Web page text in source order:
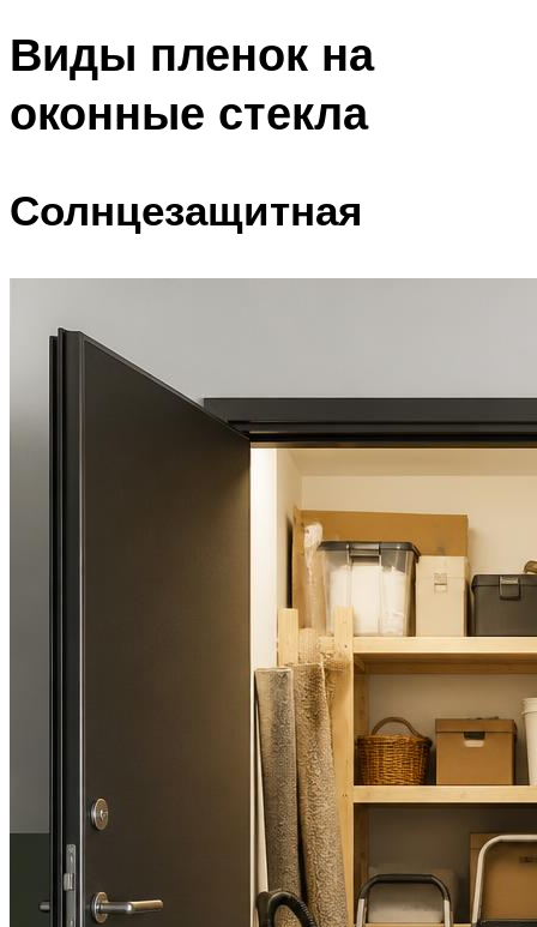
Виды пленок на
оконные стекла
Солнцезащитная